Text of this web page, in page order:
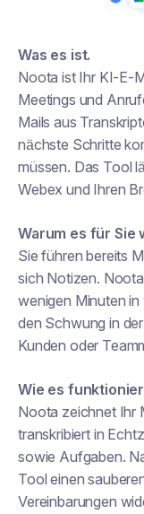
Was es ist.
Noota ist Ihr KI-E-
Meetings und
Mails aus
nächste Schritte
müssen. Das Tool
Webex und Ihren
Warum es für Sie
Sie führen bereits
sich Notizen.
wenigen Minuten
den Schwung in
Kunden oder
Wie es
Noota zeichnet Ihr
transkribiert in
sowie Aufgaben.
Tool einen
Vereinbarungen